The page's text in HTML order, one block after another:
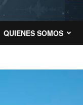
QUIENES SOMOS